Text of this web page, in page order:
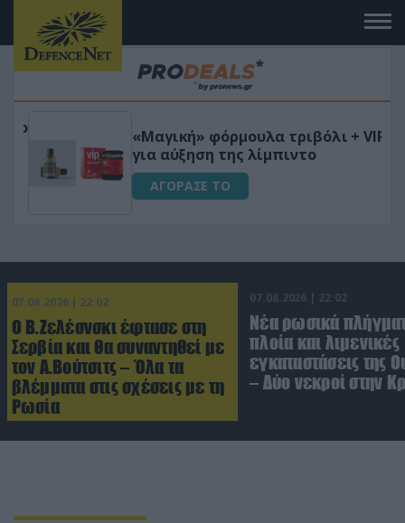
«Μαγική» φόρμουλα τριβόλι + VIP
για αύξηση της λίμπιντο
ΑΓΟΡΑΣΕ ΤΟ
07.08.2026 | 22:02
Ο Β.Ζελέσνσκι έφτασε στη
Σερβία και θα συναντηθεί με
τον Α.Βούτσιτς – Όλα τα
βλέμματα στις σχέσεις με τη
Ρωσία
07.08.2026 | 22:02
Νέα ρωσικά
πλοία και λιμενικές
εγκαταστάσεις της
– Δύο νεκροί στην